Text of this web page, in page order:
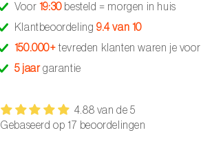
Voor 19:30besteld = morgen in huis
Klantbeoordeling 9.4 van 10
150.000+tevreden klanten waren je voor
5 jaargarantie
4.88 van de 5
Gebaseerd op 17 beoordelingen